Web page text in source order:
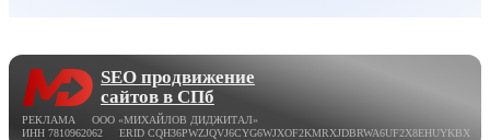
SEO продвижение
сайтов в СПб
РЕКЛАМА ООО «МИХАЙЛОВ ДИДЖИТАЛ»
ИНН 7810962062 ERID CQH36PWZJQVJ6CYG6WJXOF2KMRXJDBRWA6UF2X8EHUYKBX